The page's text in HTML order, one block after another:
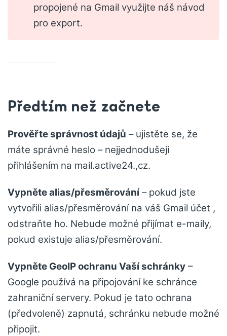
propojené na Gmail využijte náš návod
pro export.
Předtím než začnete
Prověřte správnost údajů – ujistěte se, že
máte správné heslo – nejjednodušeji
přihlášením na mail.active24.,cz.
Vypněte alias/přesměrování– pokud jste
vytvořili alias/přesměrování na váš Gmail účet ,
odstraňte ho. Nebude možné přijímat e-maily,
pokud existuje alias/přesměrování.
Vypněte GeoIP ochranu Vaší schránky –
Google používá na připojování ke schránce
zahraniční servery. Pokud je tato ochrana
(předvoleně) zapnutá, schránku nebude možné
připojit.